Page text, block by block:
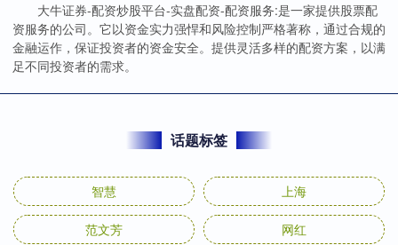
大牛证券-配资炒股平台-实盘配资-配资服务:是一家提供股票配
资服务的公司。它以资金实力强悍和风险控制严格著称，通过合规的
金融运作，保证投资者的资金安全。提供灵活多样的配资方案，以满
足不同投资者的需求。
话题标签
智慧 上海
范文芳 网红